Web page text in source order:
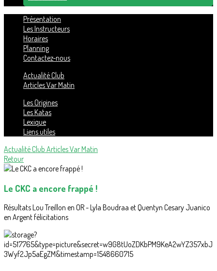
Présentation
Les Instructeurs
Horaires
Planning
Contactez-nous
Actualité Club
Articles Var Matin
Les Origines
Les Katas
Lexique
Liens utiles
Actualité Club Articles Var Matin
Retour
Le CKC a encore frappé !
Résultats Lou Treillon en OR - Lyla Boudraa et Quentyn Cesary Juanico
en Argent félicitations